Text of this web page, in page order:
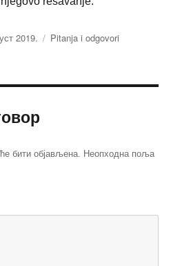
2019. Категорије
Pitanja i odgovori
бити објављена. Неопходна поља